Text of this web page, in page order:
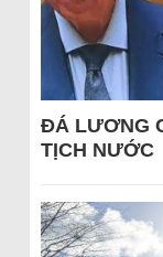
ĐÁ LƯƠNG
TỊCH NƯỚC